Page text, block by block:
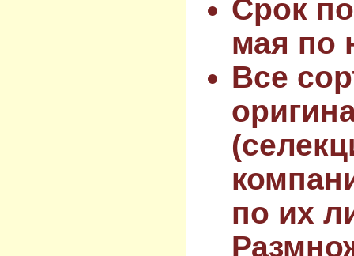
Срок
мая по
Все
по их